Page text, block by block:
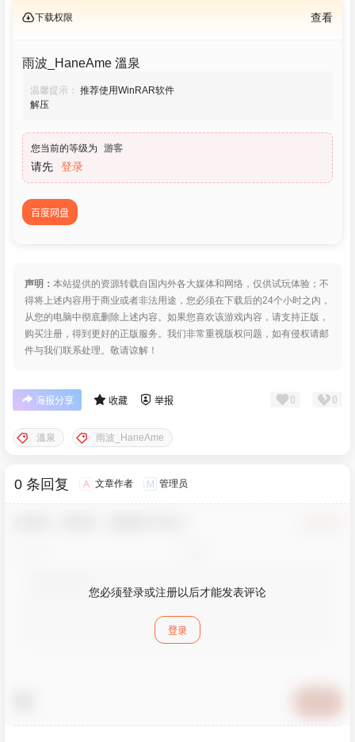
下载权限 查看
雨波_HaneAme 溫泉
温馨提示：
推荐使用WinRAR软件
解压
您当前的等级为 游客
请先 登录
百度网盘
声明： 本站提供的资源转载自国内外各大媒体和网络，仅供试玩体验；不
得将上述内容用于商业或者非法用途，您必须在下载后的24个小时之内，
从您的电脑中彻底删除上述内容。如果您喜欢该游戏内容，请支持正版，
购买注册，得到更好的正版服务。我们非常重视版权问题，如有侵权请邮
件与我们联系处理。敬请谅解！
海报分享 收藏 举报 0 0
溫泉 雨波_HaneAme
0 条回复 A 文章作者 M 管理员
您必须登录或注册以后才能发表评论
登录